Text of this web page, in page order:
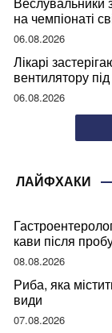
на чемпіонаті
06.08.2026
Лікарі
вентилятору
ваше здоров’я
06.08.2026
ЛАЙФХАКИ
кави після
08.08.2026
Риба, яка
види
07.08.2026